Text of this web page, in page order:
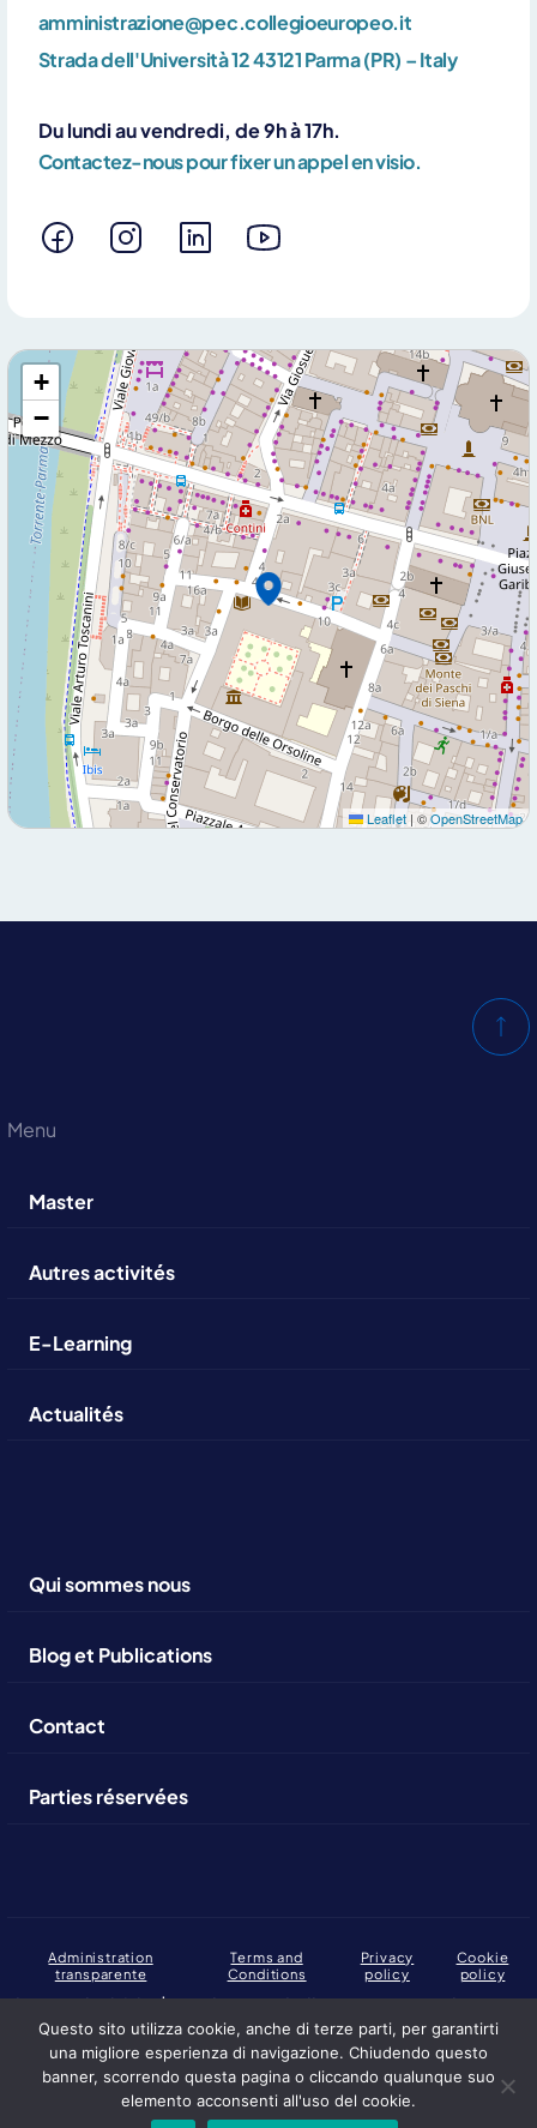
amministrazione@pec.collegioeuropeo.it
Strada dell'Università 12 43121 Parma (PR) – Italy
Du lundi au vendredi, de 9h à 17h.
Contactez-nous pour fixer un appel en visio.
+
−
Leaflet | ©OpenStreetMap
Menu
Master
Autres activités
E-Learning
Actualités
Qui sommes nous
Blog et Publications
Contact
Parties réservées
Administration
transparente
Terms and
Conditions
Privacy
policy
Cookie
policy
Copyright 2026 | Fondazione Collegio Europeo di Parma.
C.F., P. IVA: 02317230346
Altuofianco selected by the European College of Parma Foundation
Questo sito utilizza cookie, anche di terze parti, per garantirti
una migliore esperienza di navigazione. Chiudendo questo
banner, scorrendo questa pagina o cliccando qualunque suo
elemento acconsenti all'uso del cookie.